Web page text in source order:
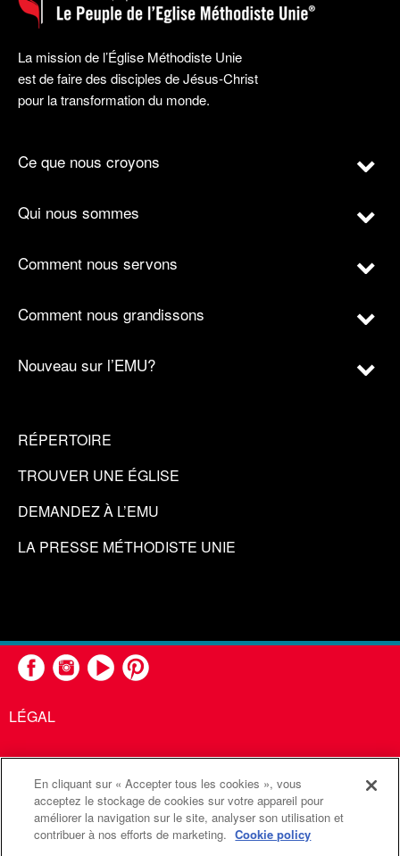
La mission de l’Église Méthodiste Unie
est de faire des disciples de Jésus-Christ
pour la transformation du monde.
Ce que nous croyons
Qui nous sommes
Comment nous servons
Comment nous grandissons
Nouveau sur l’EMU?
RÉPERTOIRE
TROUVER UNE ÉGLISE
DEMANDEZ À L’EMU
LA PRESSE MÉTHODISTE UNIE
LÉGAL
United Methodist Communications est une agence de l'Église
Méthodiste Unie
Communications Méthodistes Unies. Tous droits
En cliquant sur « Accepter tous les cookies », vous
acceptez le stockage de cookies sur votre appareil pour
améliorer la navigation sur le site, analyser son utilisation et
contribuer à nos efforts de marketing. Cookie policy